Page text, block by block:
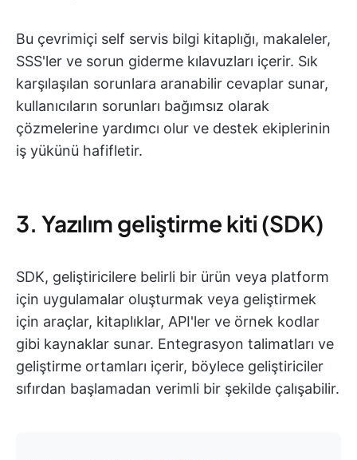
Bu çevrimiçi self servis bilgi kitaplığı, makaleler,
SSS'ler ve sorun giderme kılavuzları içerir. Sık
karşılaşılan sorunlara aranabilir cevaplar sunar,
kullanıcıların sorunları bağımsız olarak
çözmelerine yardımcı olur ve destek ekiplerinin
iş yükünü hafifletir.
3. Yazılım geliştirme kiti (SDK)
SDK, geliştiricilere belirli bir ürün veya platform
için uygulamalar oluşturmak veya geliştirmek
için araçlar, kitaplıklar, API'ler ve örnek kodlar
gibi kaynaklar sunar. Entegrasyon talimatları ve
geliştirme ortamları içerir, böylece geliştiriciler
sıfırdan başlamadan verimli bir şekilde çalışabilir.